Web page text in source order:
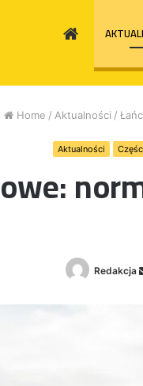
HOME
Home / Aktualności /
Aktualności
Redakcja